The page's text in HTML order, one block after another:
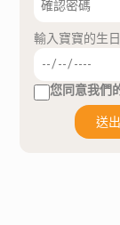
輸入寶寶的生
您同意我們
送出